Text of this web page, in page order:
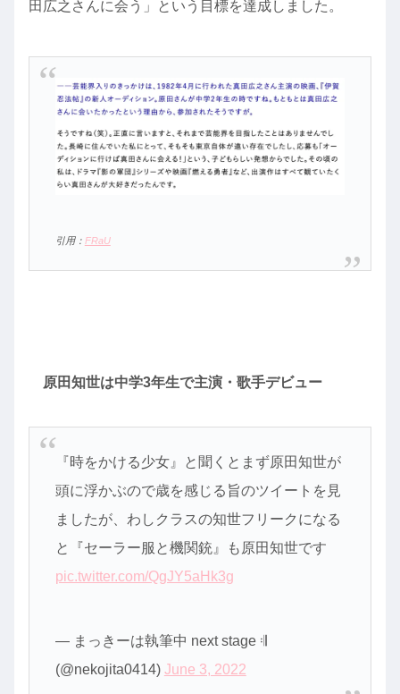
田広之さんに会う」という目標を達成しました。
引用： FRaU
原田知世は中学3年生で主演・歌手デビュー
『時をかける少女』と聞くとまず原田知世が
頭に浮かぶので歳を感じる旨のツイートを見
ましたが、わしクラスの知世フリークになる
と『セーラー服と機関銃』も原田知世です
pic.twitter.com/QgJY5aHk3g
— まっきーは執筆中 next stage 𝄇
(@nekojita0414) June 3, 2022